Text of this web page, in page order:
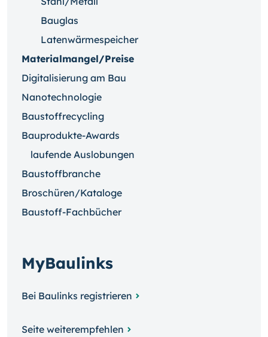
Bauglas
Latenwärmespeicher
Materialmangel/Preise
Digitalisierung am Bau
Nanotechnologie
Baustoffrecycling
Bauprodukte-Awards
laufende Auslobungen
Baustoffbranche
Broschüren/Kataloge
Baustoff-Fachbücher
MyBaulinks
Bei Baulinks registrieren
Seite weiterempfehlen